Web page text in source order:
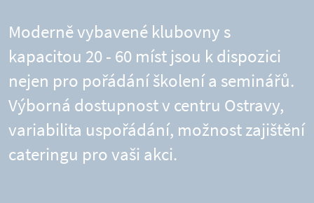
Moderně vybavené klubovny s
kapacitou 20 - 60 míst jsou k dispozici
nejen pro pořádání školení a seminářů.
Výborná dostupnost v centru Ostravy,
variabilita uspořádání, možnost zajištění
cateringu pro vaši akci.